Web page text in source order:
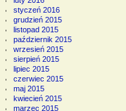
styczeń 2016
grudzień 2015
listopad 2015
październik 2015
wrzesień 2015
sierpień 2015
lipiec 2015
czerwiec 2015
maj 2015
kwiecień 2015
marzec 2015